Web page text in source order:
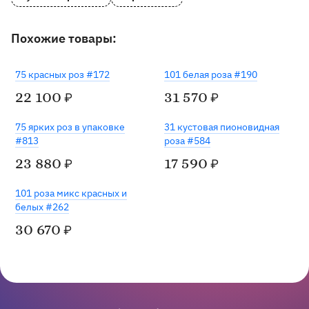
Похожие товары:
75 красных роз #172
22 100 ₽
101 белая роза #190
31 570 ₽
75 ярких роз в упаковке
#813
23 880 ₽
31 кустовая пионовидная
роза #584
Хит
17 590 ₽
101 роза микс красных и
белых #262
30 670 ₽